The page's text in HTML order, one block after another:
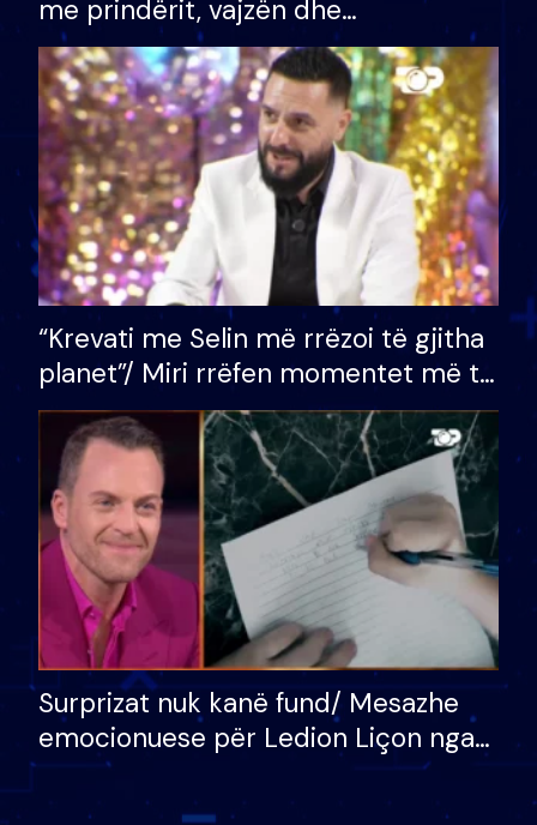
me prindërit, vajzën dhe
bashkëshorten: S’kemi ndonjë letër
divorci apo jo?
“Krevati me Selin më rrëzoi të gjitha
planet”/ Miri rrëfen momentet më të
bukura në shtëpinë e BB VIP: Do më
mungojë zilja e mëngjesit kur…
Surprizat nuk kanë fund/ Mesazhe
emocionuese për Ledion Liçon nga
nëna dhe fëmijët e tij, moderatori
nuk i mban dot lotët: Nuk meritoj…